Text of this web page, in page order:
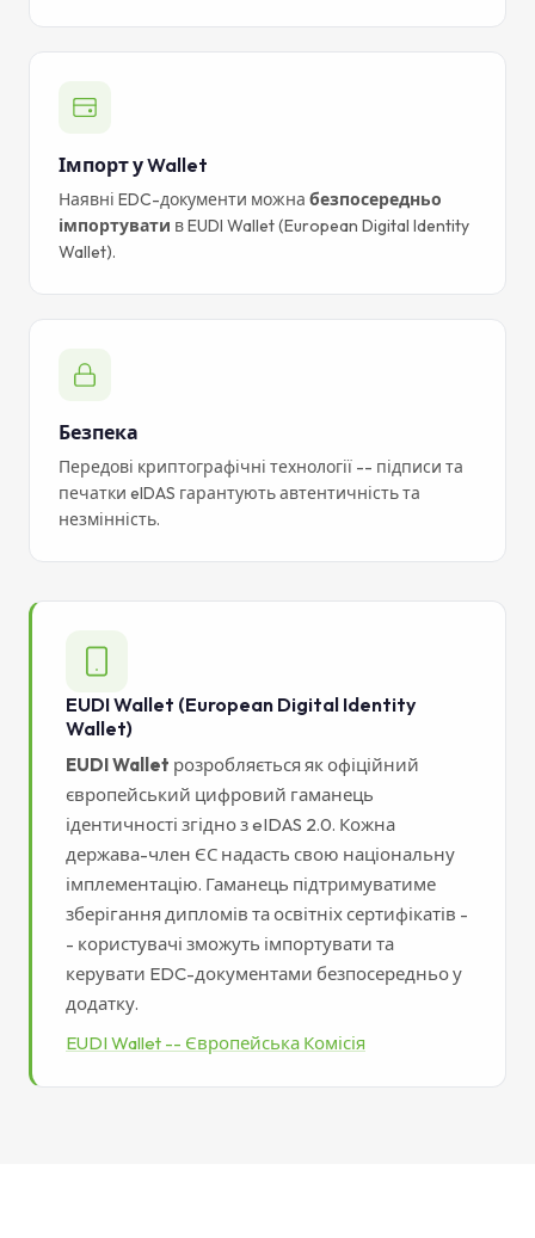
Імпорт у Wallet
Наявні EDC-документи можна безпосередньо
імпортувати в EUDI Wallet (European Digital Identity
Wallet).
Безпека
Передові криптографічні технології -- підписи та
печатки eIDAS гарантують автентичність та
незмінність.
EUDI Wallet (European Digital Identity
Wallet)
EUDI Wallet розробляється як офіційний
європейський цифровий гаманець
ідентичності згідно з eIDAS 2.0. Кожна
держава-член ЄС надасть свою національну
імплементацію. Гаманець підтримуватиме
зберігання дипломів та освітніх сертифікатів -
- користувачі зможуть імпортувати та
керувати EDC-документами безпосередньо у
додатку.
EUDI Wallet -- Європейська Комісія